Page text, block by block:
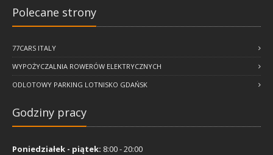
Polecane strony
77CARS ITALY
WYPOŻYCZALNIA ROWERÓW ELEKTRYCZNYCH
ODLOTOWY PARKING LOTNISKO GDAŃSK
Godziny pracy
Poniedziałek - piątek: 8:00 - 20:00
Polecane strony
77CARS ITALY
WYPOŻYCZALNIA ROWERÓW ELEKTRYCZNYCH
ODLOTOWY PARKING LOTNISKO GDAŃSK
Godziny pracy
Poniedziałek - piątek: 8:00 - 20:00